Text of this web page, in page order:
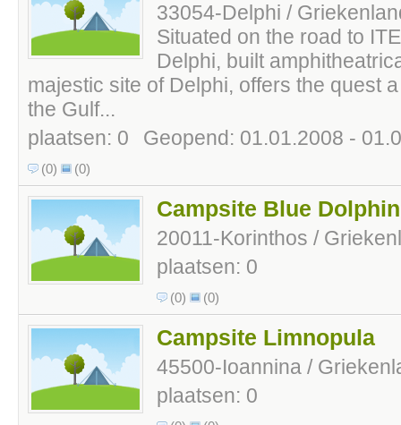
33054-Delphi /
Situated on the road to
Delphi, built
majestic site of Delphi, offers the quest
the Gulf...
plaatsen: 0
Geopend: 01.01.2008 -
(0) (0)
Campsite Blue Dolphin
20011-Korinthos /
plaatsen: 0
(0) (0)
Campsite Limnopula
45500-Ioannina /
plaatsen: 0